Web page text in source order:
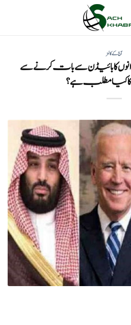
آج کے کالمز
کا بائیڈن سے بات کرنے سے
کا کیا مطلب ہے؟